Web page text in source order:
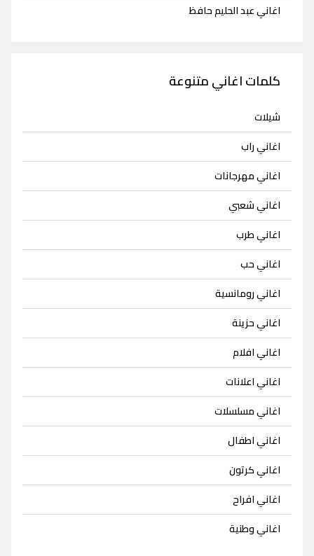
اغاني عبد الحليم حافظ
كلمات اغاني متنوعة
شيلات
اغاني راب
اغاني مهرجانات
اغاني شعبي
اغاني طرب
اغاني حب
اغاني رومانسية
اغاني حزينة
اغاني افلام
اغاني اعلانات
اغاني مسلسلات
اغاني اطفال
اغاني كرتون
اغاني افراح
اغاني وطنية